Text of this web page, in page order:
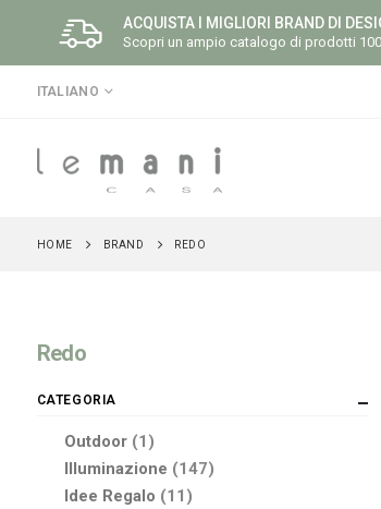
ACQUISTA I MIGLIORI BRAND DI
Scopri un ampio catalogo di prodotti
LINGUA
ITALIANO
HOME BRAND REDO
Redo
CATEGORIA
Outdoor 1
elemento
Illuminazione
147
elementi
Idee Regalo
11
elementi